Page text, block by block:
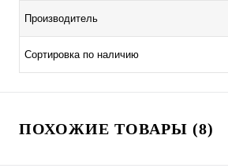
Производитель
Сортировка по наличию
ПОХОЖИЕ ТОВАРЫ (8)